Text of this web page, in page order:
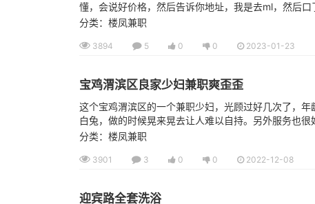
懂，会说好价格，然后告诉你地址，我是去ml，然后
分类：楼凤兼职
3894 5 0 0 2023-01-23
宝鸡渭滨区良家少妇兼职爽歪歪
这个宝鸡渭滨区的一个兼职少妇，光顾过好几次了，
白兔，做的时候晃来晃去让人难以自持。另外服务也很
分类：楼凤兼职
3901 3 0 0 2022-12-08
迎宾路全套洗浴